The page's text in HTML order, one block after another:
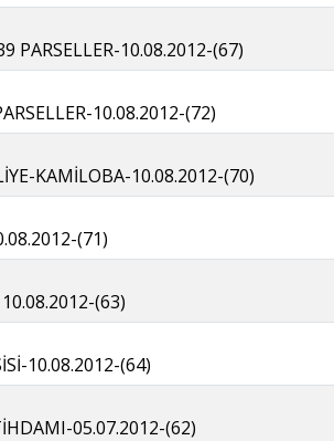
PARSELLER-10.08.2012-(67)
10.08.2012-(72)
KAMİLOBA-10.08.2012-(70)
(71)
(63)
10.08.2012-(64)
05.07.2012-(62)